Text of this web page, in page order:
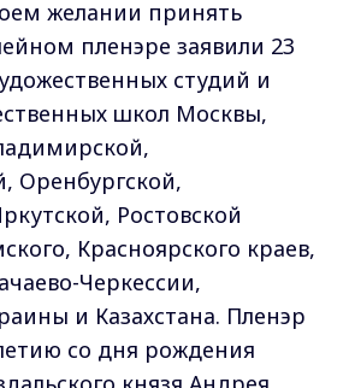
желании принять
пленэре заявили 23
студий и
школ Москвы,
Оренбургской,
Ростовской
Красноярского краев,
Черкессии,
и Казахстана. Пленэр
со дня рождения